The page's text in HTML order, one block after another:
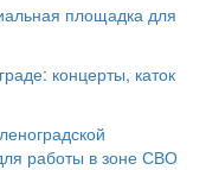
площадка для
концерты, каток
работы в зоне СВО